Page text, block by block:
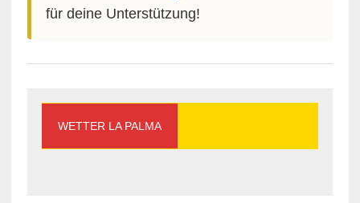
für deine Unterstützung!
WETTER LA PALMA